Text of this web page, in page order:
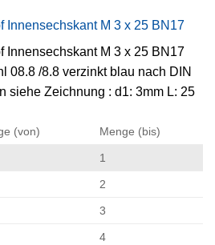
Innensechskant M 3 x 25 BN17
Innensechskant M 3 x 25 BN17
08.8 /8.8 verzinkt blau nach DIN
siehe Zeichnung : d1: 3mm L: 25
(von) Menge (bis)
1
2
3
4